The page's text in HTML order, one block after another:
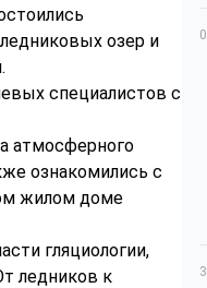
озер и
специалистов с
атмосферного
ознакомились с
жилом доме
гляциологии,
ледников к